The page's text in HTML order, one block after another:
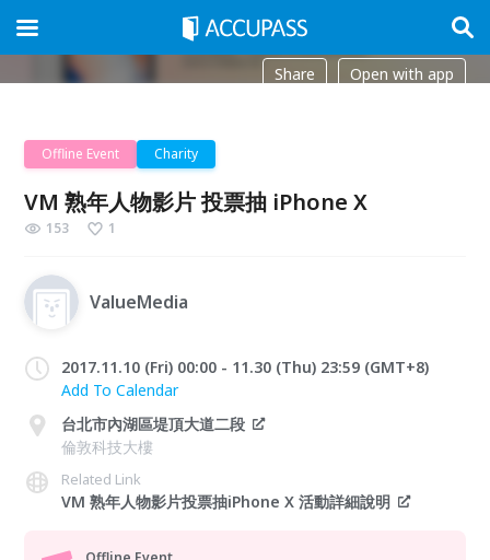
Share Open with app
Offline Event Charity
VM 熟年人物影片 投票抽 iPhone X
153 1
ValueMedia
2017.11.10 (Fri) 00:00 - 11.30 (Thu) 23:59 (GMT+8)
Add To Calendar
台北市內湖區堤頂大道二段
倫敦科技大樓
Related Link
VM 熟年人物影片投票抽iPhone X 活動詳細說明